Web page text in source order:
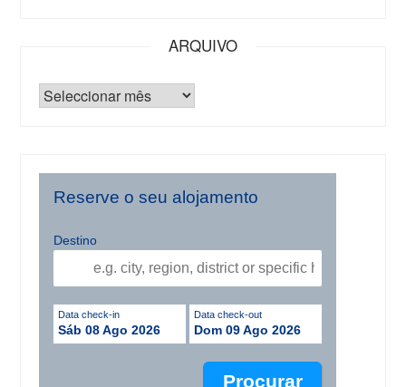
ARQUIVO
Reserve o seu alojamento
Destino
Data check-in
Sáb 08 Ago 2026
Data check-out
Dom 09 Ago 2026